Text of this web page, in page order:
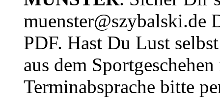
muenster@szybalski.de
PDF. Hast Du Lust
aus dem
Terminabsprache bitte